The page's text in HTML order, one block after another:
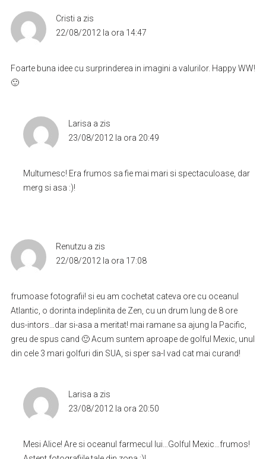
Cristi a zis
22/08/2012 la ora 14:47
Foarte buna idee cu surprinderea in imagini a valurilor. Happy WW!
🙂
Larisa a zis
23/08/2012 la ora 20:49
Multumesc! Era frumos sa fie mai mari si spectaculoase, dar
merg si asa :)!
Renutzu a zis
22/08/2012 la ora 17:08
frumoase fotografii! si eu am cochetat cateva ore cu oceanul
Atlantic, o dorinta indeplinita de Zen, cu un drum lung de 8 ore
dus-intors…dar si-asa a meritat! mai ramane sa ajung la Pacific,
greu de spus cand 🙂 Acum suntem aproape de golful Mexic, unul
din cele 3 mari golfuri din SUA, si sper sa-l vad cat mai curand!
Larisa a zis
23/08/2012 la ora 20:50
Mesi Alice! Are si oceanul farmecul lui…Golful Mexic…frumos!